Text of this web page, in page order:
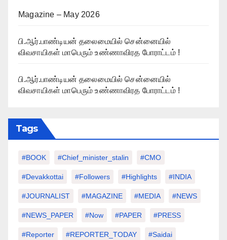
Magazine – May 2026
பி.ஆர்.பாண்டியன் தலைமையில் சென்னையில்
விவசாயிகள் மாபெரும் உண்ணாவிரத போராட்டம் !
பி.ஆர்.பாண்டியன் தலைமையில் சென்னையில்
விவசாயிகள் மாபெரும் உண்ணாவிரத போராட்டம் !
Tags
#BOOK #chief_minister_stalin #CMO
#devakkottai #followers #highlights #INDIA
#JOURNALIST #MAGAZINE #MEDIA #NEWS
#NEWS_PAPER #Now #PAPER #PRESS
#Reporter #REPORTER_TODAY #saidai